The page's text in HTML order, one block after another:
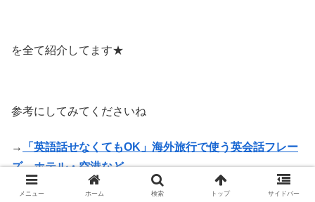
を全て紹介してます★
参考にしてみてくださいね
→
「英語話せなくてもOK」海外旅行で使う英会話フレー
ズ ホテル・空港など
メニュー ホーム 検索 トップ サイドバー